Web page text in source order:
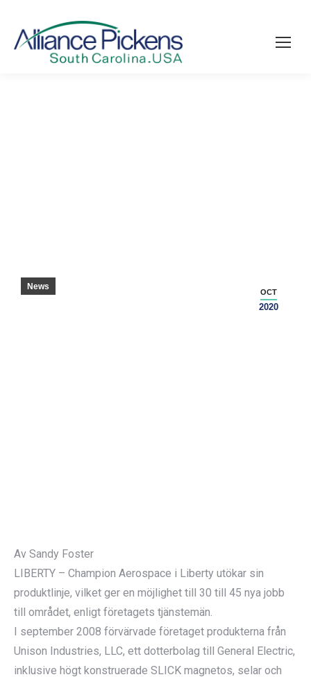
OCT
2020
News
Av Sandy Foster
LIBERTY – Champion Aerospace i Liberty utökar sin
produktlinje, vilket ger en möjlighet till 30 till 45 nya jobb
till området, enligt företagets tjänstemän.
I september 2008 förvärvade företaget produkterna från
Unison Industries, LLC, ett dotterbolag till General Electric,
inklusive högt konstruerade SLICK magnetos, selar och